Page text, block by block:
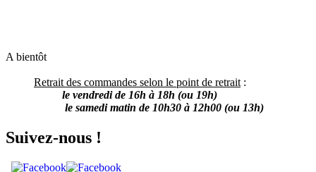
A bientôt
Retrait des commandes selon le point de retrait :
le vendredi de 16h à 18h (ou 19h)
le samedi matin de 10h30 à 12h00 (ou 13h)
Suivez-nous !